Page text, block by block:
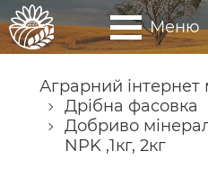
Меню
Аграрний інтернет
Дрібна фасовка
Добриво
NPK ,1кг, 2кг